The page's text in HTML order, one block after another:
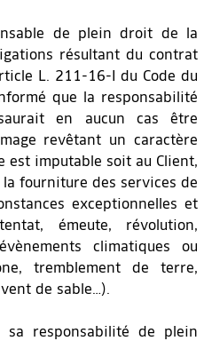
de plein droit de la
résultant du contrat
L. 211-16-I du Code du
que la responsabilité
en aucun cas être
revêtant un caractère
imputable soit au Client,
fourniture des services de
exceptionnelles et
émeute, révolution,
climatiques ou
tremblement de terre,
de sable…).
sa responsabilité de plein